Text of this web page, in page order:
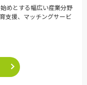
めとする幅広い産業分野
支援、マッチングサービ